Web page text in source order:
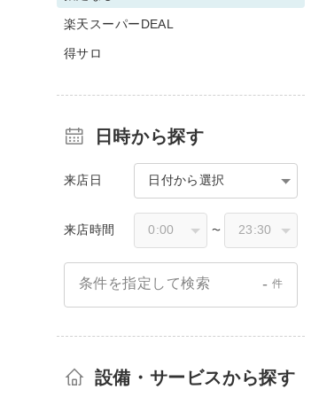
楽天スーパーDEAL
得サロ
日時から探す
来店日 日付から選択
来店時間 〜
条件を指定して検索 - 件
設備・サービスから探す